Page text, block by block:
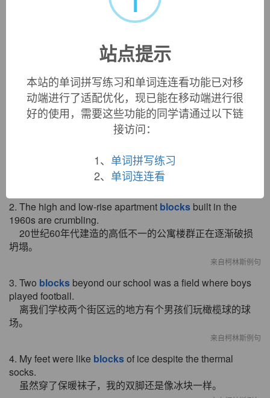
children's wooden building toys, 1821, from
双语例句
欧内斯特·布朗住在离骚乱发生处几个街区远的地方。
2. The high and low-rise apartment blocks built in the
1960s are crumbling.
20世纪60年代建造的高低不一的公寓楼群正在逐渐破损
坍塌。
来自柯林斯例句
3. Two blocks beyond our school was a field where boys
played football.
离我们学校两个街区远的地方有个男孩们玩橄榄球的球
场。
来自柯林斯例句
4. My feet were like blocksof ice despite the thermal
socks.
虽然穿了保暖袜子，我的双脚还是像冰块一样。
站点提示
本站的单词拼写练习和单词连连看功能已对移
动端进行了适配优化，现已能在移动端进行很
好的使用，需要这些功能的同学请通过以下链
接访问：
1、 单词拼写练习
2、 单词连连看